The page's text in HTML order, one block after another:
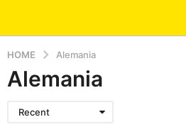
HOME Alemania
Alemania
Recent